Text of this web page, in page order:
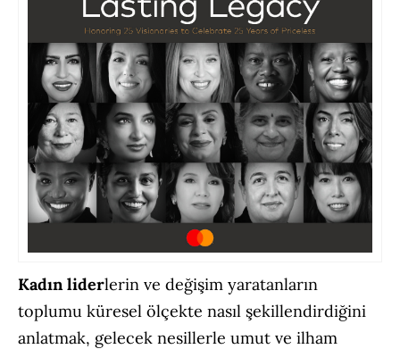
Kadın liderlerin ve değişim yaratanların
toplumu küresel ölçekte nasıl şekillendirdiğini
anlatmak, gelecek nesillerle umut ve ilham